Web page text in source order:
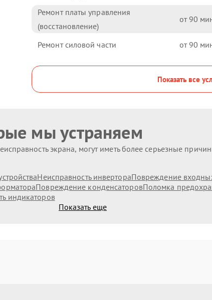
Ремонт платы управления
(восстановление)
90
Ремонт силовой части 90
Показать все
мы устраняем
экрана, могут иметь более серьезные
Неисправность инвертораПовреждение
Повреждение конденсаторовПоломка
индикаторов
Показать еще